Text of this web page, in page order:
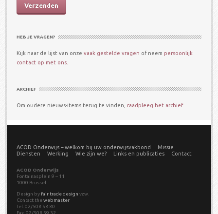
HEB JE VRAGEN?
Kijk naar de lijst van onze vaak gestelde vragen of neem persoonlijk
contact op met ons.
ARCHIEF
Om oudere nieuws-items terug te vinden, raadpleeg het archief
ACOD Onderwijs – welkom bij uw onderwijsvakbond
Missie
Diensten
Werking Wie zijn we? Links en publicaties Contact
ACOD Onderwijs
Fontainasplein 9 – 11
1000 Brussel
Design by fair trade design vzw.
Contact thewebmaster
Tel. 02/508 58 80
Fax. 02/508 59 32